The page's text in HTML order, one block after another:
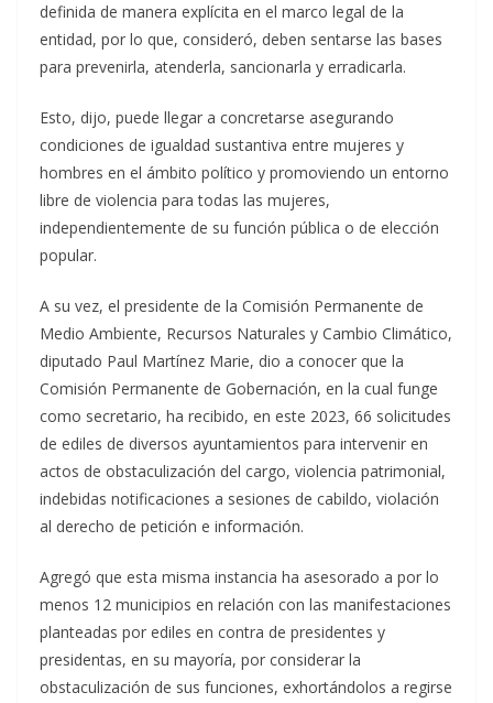
definida de manera explícita en el marco legal de la
entidad, por lo que, consideró, deben sentarse las bases
para prevenirla, atenderla, sancionarla y erradicarla.
Esto, dijo, puede llegar a concretarse asegurando
condiciones de igualdad sustantiva entre mujeres y
hombres en el ámbito político y promoviendo un entorno
libre de violencia para todas las mujeres,
independientemente de su función pública o de elección
popular.
A su vez, el presidente de la Comisión Permanente de
Medio Ambiente, Recursos Naturales y Cambio Climático,
diputado Paul Martínez Marie, dio a conocer que la
Comisión Permanente de Gobernación, en la cual funge
como secretario, ha recibido, en este 2023, 66 solicitudes
de ediles de diversos ayuntamientos para intervenir en
actos de obstaculización del cargo, violencia patrimonial,
indebidas notificaciones a sesiones de cabildo, violación
al derecho de petición e información.
Agregó que esta misma instancia ha asesorado a por lo
menos 12 municipios en relación con las manifestaciones
planteadas por ediles en contra de presidentes y
presidentas, en su mayoría, por considerar la
obstaculización de sus funciones, exhortándolos a regirse